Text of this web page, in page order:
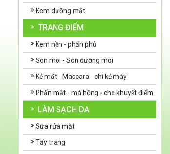
Kem dưỡng mắt
TRANG ĐIỂM
Kem nền - phấn phủ
Son môi - Son dưỡng môi
Kẻ mắt - Mascara - chì kẻ mày
Phấn mắt - má hồng - che khuyết điểm
LÀM SẠCH DA
Sữa rửa mặt
Tẩy trang